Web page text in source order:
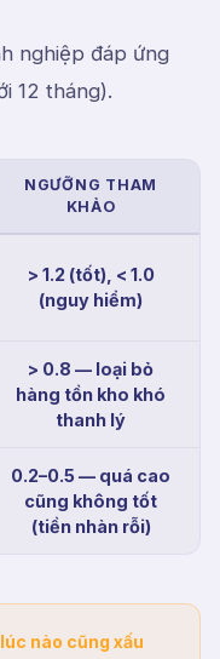
nghiệp đáp ứng
12 tháng).
NGƯỠNG THAM
KHẢO
> 1.2 (tốt), < 1.0
(nguy hiểm)
> 0.8 — loại bỏ
hàng tồn kho khó
thanh lý
0.2–0.5 — quá cao
cũng không tốt
(tiền nhàn rỗi)
nào cũng xấu